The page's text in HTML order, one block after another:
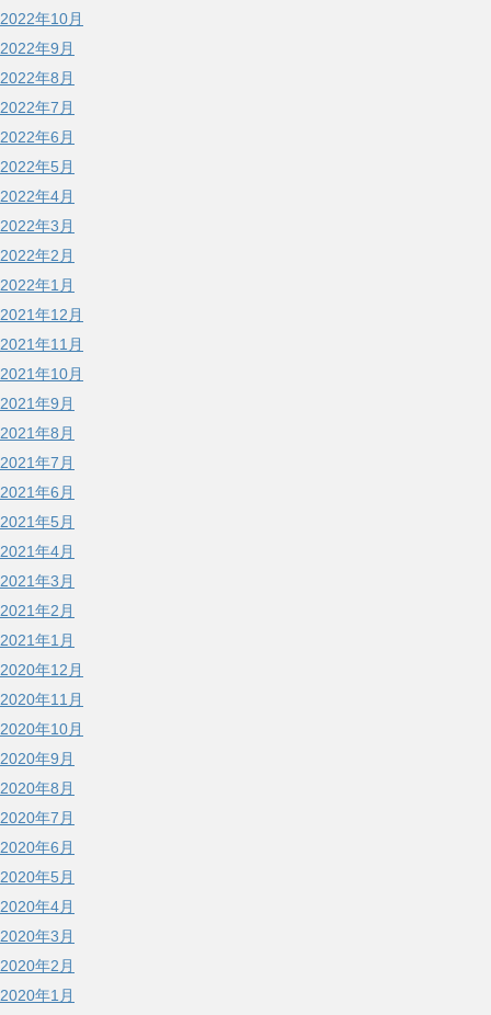
2022年10月
2022年9月
2022年8月
2022年7月
2022年6月
2022年5月
2022年4月
2022年3月
2022年2月
2022年1月
2021年12月
2021年11月
2021年10月
2021年9月
2021年8月
2021年7月
2021年6月
2021年5月
2021年4月
2021年3月
2021年2月
2021年1月
2020年12月
2020年11月
2020年10月
2020年9月
2020年8月
2020年7月
2020年6月
2020年5月
2020年4月
2020年3月
2020年2月
2020年1月